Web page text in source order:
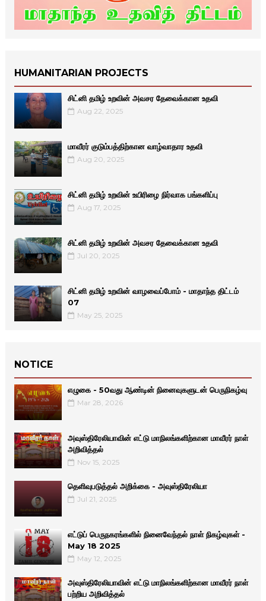
HUMANITARIAN PROJECTS
சிட்னி தமிழ் உறவின் அவசர தேவைக்கான உதவி
Aug 22, 2025
மாவீரர் குடும்பத்திற்கான வாழ்வாதார உதவி
Aug 20, 2025
சிட்னி தமிழ் உறவின் உயிரிழை நிர்வாக பங்களிப்பு
Aug 17, 2025
சிட்னி தமிழ் உறவின் அவசர தேவைக்கான உதவி
Jul 20, 2025
சிட்னி தமிழ் உறவின் வாழவைப்போம் - மாதாந்த திட்டம்
07
May 25, 2025
NOTICE
எழுகை - 50வது ஆண்டின் நினைவுகளுடன் பெருநிகழ்வு
Mar 28, 2026
அவுஸ்திரேலியாவின் எட்டு மாநிலங்களிற்கான மாவீரர் நாள்
அறிவித்தல்
Nov 15, 2025
தெளிவுபடுத்தல் அறிக்கை - அவுஸ்திரேலியா
Jul 21, 2025
எட்டுப் பெருநகரங்களில் நினைவேந்தல் நாள் நிகழ்வுகள் -
May 18 2025
May 12, 2025
அவுஸ்திரேலியாவின் எட்டு மாநிலங்களிற்கான மாவீரர் நாள்
பற்றிய அறிவித்தல்